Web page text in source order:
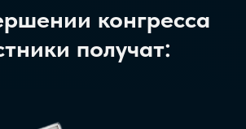
конгресса
получат: